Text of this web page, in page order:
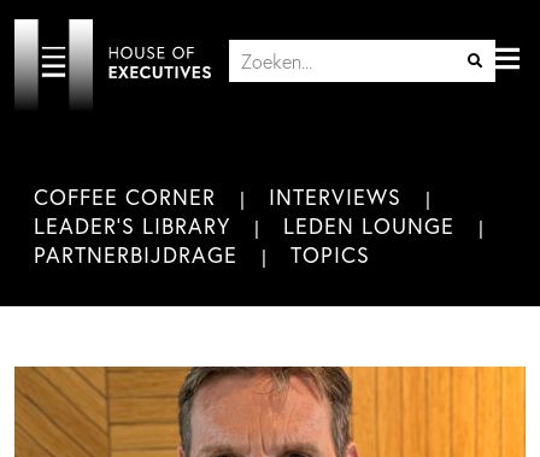
COFFEE CORNER
INTERVIEWS
LEADER'S LIBRARY
LEDEN LOUNGE
PARTNERBIJDRAGE
TOPICS